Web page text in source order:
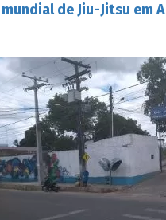
mundial de Jiu-Jitsu em